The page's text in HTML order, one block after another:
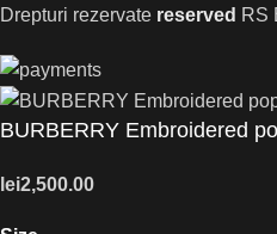
Drepturi rezervate reserved RS
BURBERRY Embroidered
lei2,500.00